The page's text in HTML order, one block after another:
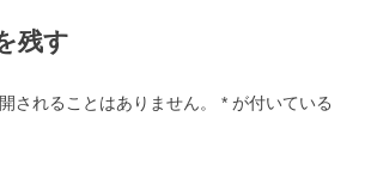
残す
されることはありません。 * が付いている